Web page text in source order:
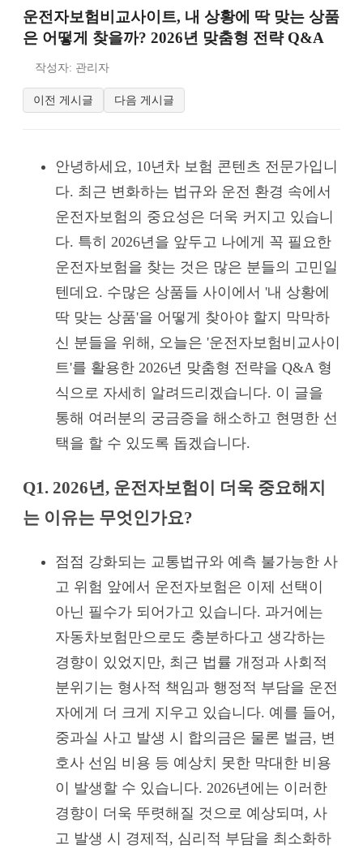
운전자보험비교사이트, 내 상황에 딱 맞는 상품
은 어떻게 찾을까? 2026년 맞춤형 전략 Q&A
작성자: 관리자
이전 게시글 다음 게시글
안녕하세요, 10년차 보험 콘텐츠 전문가입니
다. 최근 변화하는 법규와 운전 환경 속에서
운전자보험의 중요성은 더욱 커지고 있습니
다. 특히 2026년을 앞두고 나에게 꼭 필요한
운전자보험을 찾는 것은 많은 분들의 고민일
텐데요. 수많은 상품들 사이에서 '내 상황에
딱 맞는 상품'을 어떻게 찾아야 할지 막막하
신 분들을 위해, 오늘은 '운전자보험비교사이
트'를 활용한 2026년 맞춤형 전략을 Q&A 형
식으로 자세히 알려드리겠습니다. 이 글을
통해 여러분의 궁금증을 해소하고 현명한 선
택을 할 수 있도록 돕겠습니다.
Q1. 2026년, 운전자보험이 더욱 중요해지
는 이유는 무엇인가요?
점점 강화되는 교통법규와 예측 불가능한 사
고 위험 앞에서 운전자보험은 이제 선택이
아닌 필수가 되어가고 있습니다. 과거에는
자동차보험만으로도 충분하다고 생각하는
경향이 있었지만, 최근 법률 개정과 사회적
분위기는 형사적 책임과 행정적 부담을 운전
자에게 더 크게 지우고 있습니다. 예를 들어,
중과실 사고 발생 시 합의금은 물론 벌금, 변
호사 선임 비용 등 예상치 못한 막대한 비용
이 발생할 수 있습니다. 2026년에는 이러한
경향이 더욱 뚜렷해질 것으로 예상되며, 사
고 발생 시 경제적, 심리적 부담을 최소화하